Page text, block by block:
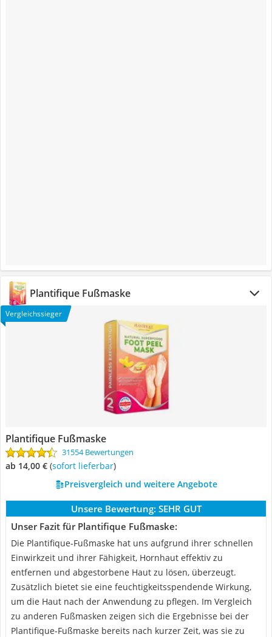
Plantifique Fußmaske
Vergleichssieger
Plantifique Fußmaske
31554 Bewertungen
ab 14,00 € ( Sofort lieferbar)
Preisvergleich und weitere Angebote
Unsere Bewertung: SEHR GUT
Unser Fazit für Plantifique Fußmaske:
Die Plantifique-Fußmaske hat uns aufgrund ihrer schnellen
Einwirkzeit und ihrer Fähigkeit, Hornhaut effektiv zu
entfernen und abgestorbene Haut zu lösen, überzeugt.
Zusätzlich bietet sie eine feuchtigkeitsspendende Wirkung,
um die Haut nach der Anwendung zu pflegen. Im Vergleich
zu anderen Fußmasken zeigen sich die Ergebnisse bei der
Plantifique-Fußmaske bereits nach kurzer Zeit, was sie zu